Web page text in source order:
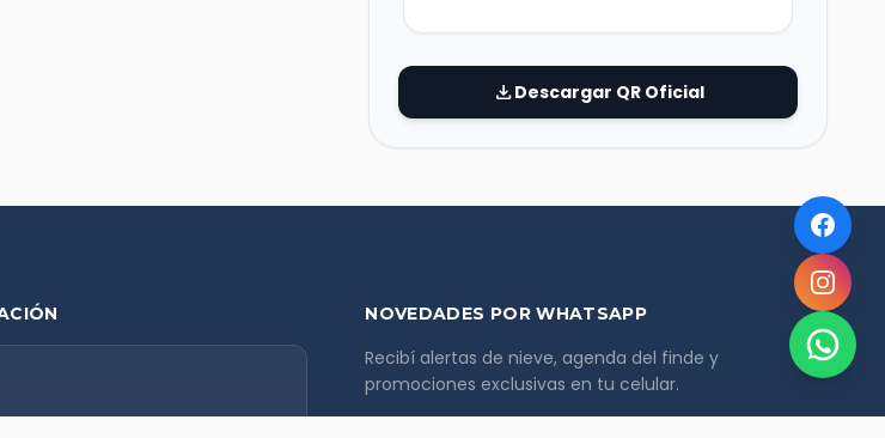
downloadDescargar QR Oficial
NOVEDADES POR WHATSAPP
Recibí alertas de nieve, agenda del finde y
promociones exclusivas en tu celular.